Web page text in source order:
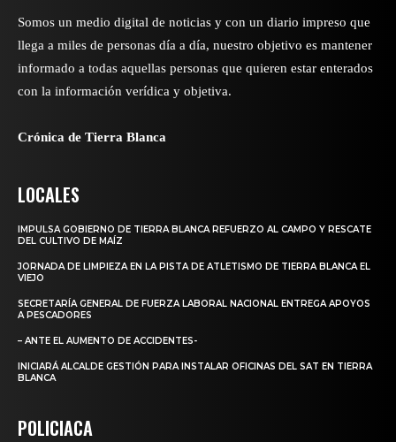
Somos un medio digital de noticias y con un diario impreso que
llega a miles de personas día a día, nuestro objetivo es mantener
informado a todas aquellas personas que quieren estar enterados
con la información verídica y objetiva.
Crónica de Tierra Blanca
LOCALES
IMPULSA GOBIERNO DE TIERRA BLANCA REFUERZO AL CAMPO Y RESCATE
DEL CULTIVO DE MAÍZ
JORNADA DE LIMPIEZA EN LA PISTA DE ATLETISMO DE TIERRA BLANCA EL
VIEJO
SECRETARÍA GENERAL DE FUERZA LABORAL NACIONAL ENTREGA APOYOS
A PESCADORES
– ANTE EL AUMENTO DE ACCIDENTES-
INICIARÁ ALCALDE GESTIÓN PARA INSTALAR OFICINAS DEL SAT EN TIERRA
BLANCA
POLICIACA